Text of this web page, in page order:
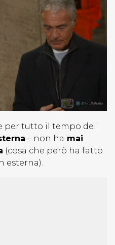
per tutto il tempo del
– non ha mai
(cosa che però ha fatto
esterna).